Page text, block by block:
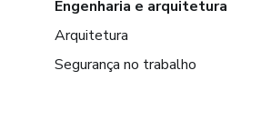
Engenharia e arquitetura
Arquitetura
Segurança no trabalho